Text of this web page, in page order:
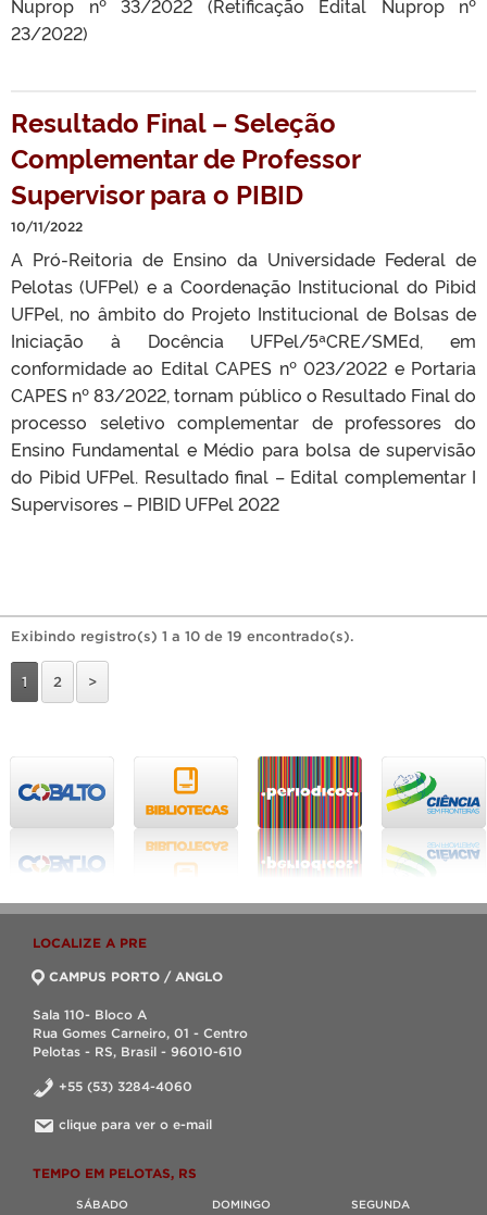
Nuprop nº 33/2022 (Retificação Edital Nuprop nº
23/2022)
Resultado Final – Seleção
Complementar de Professor
Supervisor para o PIBID
10/11/2022
A Pró-Reitoria de Ensino da Universidade Federal de
Pelotas (UFPel) e a Coordenação Institucional do Pibid
UFPel, no âmbito do Projeto Institucional de Bolsas de
Iniciação à Docência UFPel/5ªCRE/SMEd, em
conformidade ao Edital CAPES nº 023/2022 e Portaria
CAPES nº 83/2022, tornam público o Resultado Final do
processo seletivo complementar de professores do
Ensino Fundamental e Médio para bolsa de supervisão
do Pibid UFPel. Resultado final – Edital complementar I
Supervisores – PIBID UFPel 2022
Exibindo registro(s) 1 a 10 de 19 encontrado(s).
1 2 >
LOCALIZE A PRE
CAMPUS PORTO / ANGLO
Sala 110- Bloco A
Rua Gomes Carneiro, 01 - Centro
Pelotas - RS, Brasil - 96010-610
+55 (53) 3284-4060
clique para ver o e-mail
TEMPO EM PELOTAS, RS
SÁBADO DOMINGO SEGUNDA